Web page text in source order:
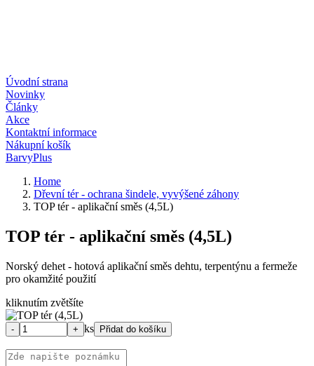
Úvodní strana
Novinky
Články
Akce
Kontaktní informace
Nákupní košík
BarvyPlus
Home
Dřevní tér - ochrana šindele, vyvýšené záhony
TOP tér - aplikační směs (4,5L)
TOP tér - aplikační směs (4,5L)
Norský dehet - hotová aplikační směs dehtu, terpentýnu a fermeže
pro okamžité použití
kliknutím zvětšíte
ks